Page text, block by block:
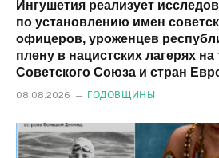
Ингушетия реализует
по установлению имен
офицеров, уроженцев
плену в нацистских лагерях
Советского Союза и стран
08.08.2026 ГОДОВЩИНЫ